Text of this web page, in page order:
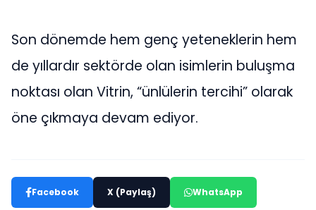
Son dönemde hem genç yeteneklerin hem
de yıllardır sektörde olan isimlerin buluşma
noktası olan Vitrin, “ünlülerin tercihi” olarak
öne çıkmaya devam ediyor.
Facebook X (Paylaş) WhatsApp